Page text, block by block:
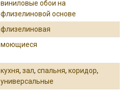
виниловые обои на
флизелиновой основе
флизелиновая
моющиеся
кухня,зал,спальня,коридор,
универсальные